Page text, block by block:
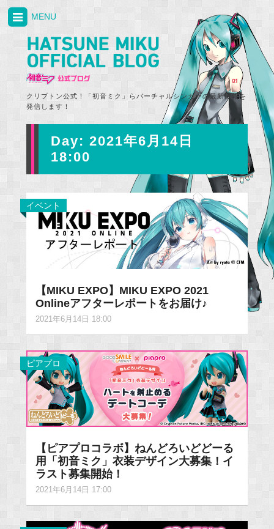
クリプトン公式！「初音ミク」らバーチャルシンガーの最新情報を
発信します！
MENU
Day: 2021年6月14日
18:00
イベント
【MIKU EXPO】MIKU EXPO 2021
Onlineアフターレポートをお届け♪
2021年6月14日 18:00
ピアプロ
【ピアプロコラボ】ねんどろいどどーる
用「初音ミク」衣装デザイン大募集！イ
ラスト募集開始！
2021年6月14日 17:00